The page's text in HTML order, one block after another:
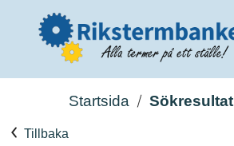
Startsida Sökresultat
Tillbaka